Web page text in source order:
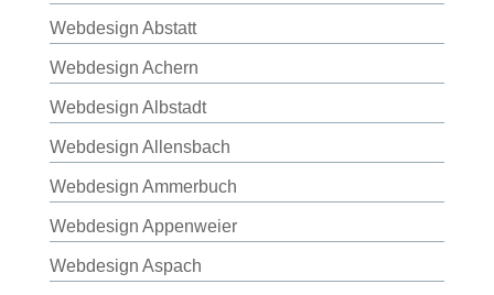
Webdesign Abstatt
Webdesign Achern
Webdesign Albstadt
Webdesign Allensbach
Webdesign Ammerbuch
Webdesign Appenweier
Webdesign Aspach